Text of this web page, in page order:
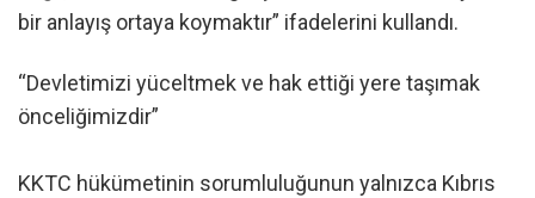
bir anlayış ortaya koymaktır” ifadelerini kullandı.
“Devletimizi yüceltmek ve hak ettiği yere taşımak
önceliğimizdir”
KKTC hükümetinin sorumluluğunun yalnızca Kıbrıs